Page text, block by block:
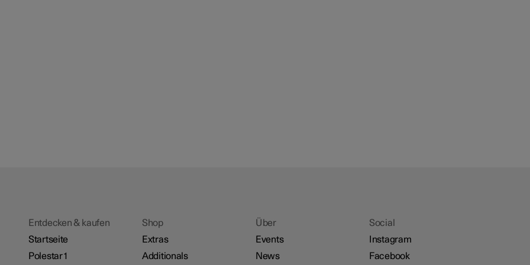
Entdecken & kaufen
Startseite
Polestar 1
Shop
Extras
Additionals
Über
Events
News
Social
Instagram
Facebook